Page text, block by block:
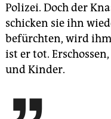
Polizei. Doch der
schicken sie ihn
befürchten, wird ihm
ist er tot.
und Kinder.
